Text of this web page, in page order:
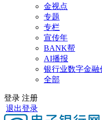
金视点
专题
专栏
宣传年
BANK帮
AI播报
银行业数字金融
全部
登录 注册
退出登录